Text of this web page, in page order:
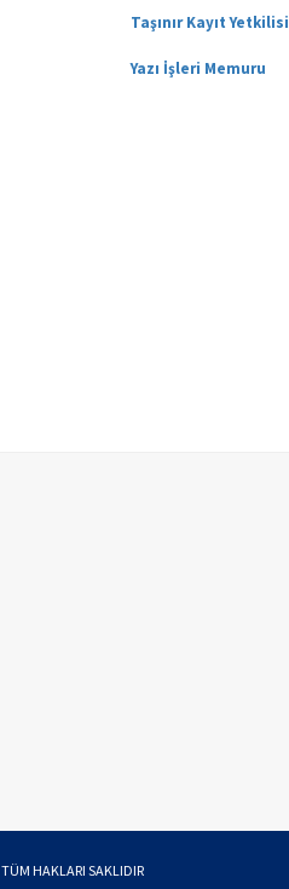
Taşınır Kayıt Yetkilisi
Yazı İşleri Memuru
TÜM HAKLARI SAKLIDIR